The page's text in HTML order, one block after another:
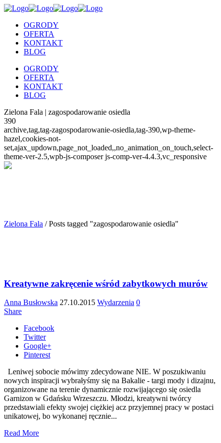
OGRODY
OFERTA
KONTAKT
BLOG
OGRODY
OFERTA
KONTAKT
BLOG
Zielona Fala | zagospodarowanie osiedla
390
archive,tag,tag-zagospodarowanie-osiedla,tag-390,wp-theme-
hazel,cookies-not-
set,ajax_updown,page_not_loaded,,no_animation_on_touch,select-
theme-ver-2.5,wpb-js-composer js-comp-ver-4.4.3,vc_responsive
Zielona Fala /Posts tagged "zagospodarowanie osiedla"
Kreatywne zakręcenie wśród zabytkowych murów
Anna Busłowska 27.10.2015 Wydarzenia 0
Share
Facebook
Twitter
Google+
Pinterest
Leniwej sobocie mówimy zdecydowane NIE. W poszukiwaniu
nowych inspiracji wybrałyśmy się na Bakalie - targi mody i dizajnu,
organizowane na terenie dynamicznie rozwijającego się osiedla
Garnizon w Gdańsku Wrzeszczu. Młodzi, kreatywni twórcy
przedstawiali efekty swojej ciężkiej acz przyjemnej pracy w postaci
unikatowej, bo wykonanej ręcznie...
Read More